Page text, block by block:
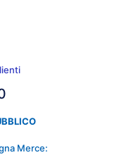
Merce: